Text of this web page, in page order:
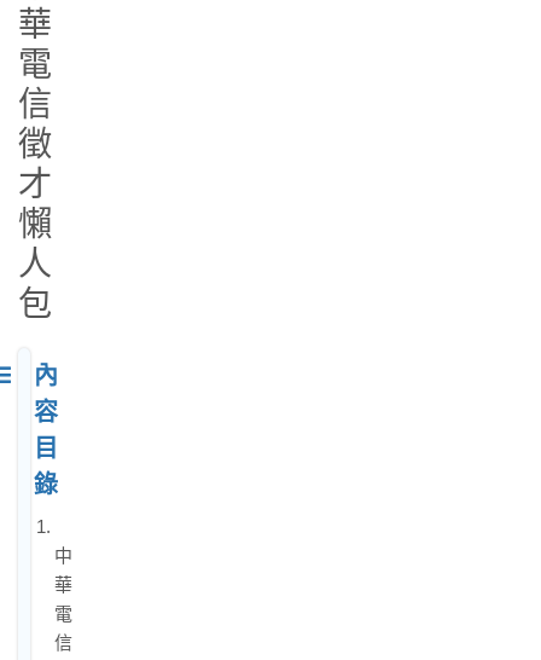
華
電
信
徵
才
懶
人
包
內
容
目
錄
1.
中
華
電
信